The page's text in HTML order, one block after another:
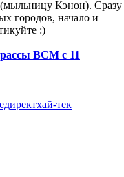
(мыльницу Кэнон). Сразу
городов, начало и
:)
ВСМ с 11
хай-тек